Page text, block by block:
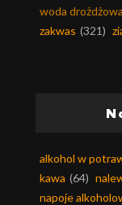
woda drożdżowa
zakwas (321)
alkohol w
kawa (64)
napoje